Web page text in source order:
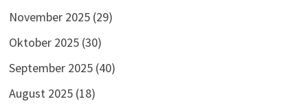
November 2025 (29)
Oktober 2025 (30)
September 2025 (40)
August 2025 (18)